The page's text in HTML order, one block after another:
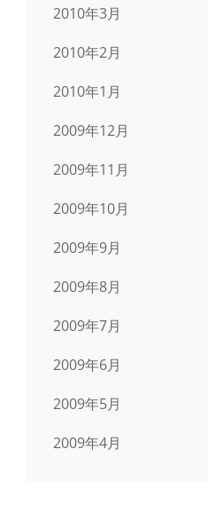
2010年3月
2010年2月
2010年1月
2009年12月
2009年11月
2009年10月
2009年9月
2009年8月
2009年7月
2009年6月
2009年5月
2009年4月